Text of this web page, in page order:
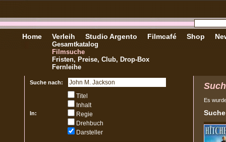
Home Verleih
Gesamtkatalog
Filmsuche
Fristen, Preise, Club, Drop-Box
Fernleihe
Studio Argento Filmcafé Shop
Suche nach:
In:
Titel
Inhalt
Regie
Drehbuch
Darsteller
Es